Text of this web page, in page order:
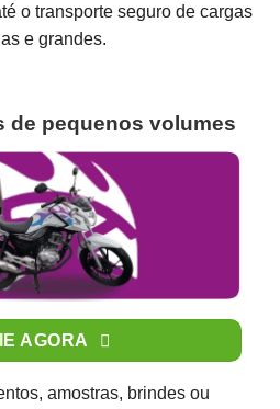
o transporte seguro de cargas
e grandes.
de pequenos volumes
AGORA
amostras, brindes ou